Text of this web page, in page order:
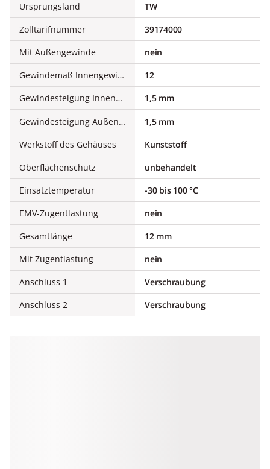
Ursprungsland
TW
Zolltarifnummer
39174000
Mit Außengewinde
nein
Gewindemaß Innengewinde (metrisch)
12
Gewindesteigung Innengewinde
1,5 mm
Gewindesteigung Außengewinde
1,5 mm
Werkstoff des Gehäuses
Kunststoff
Oberflächenschutz
unbehandelt
Einsatztemperatur
-30 bis 100 °C
EMV-Zugentlastung
nein
Gesamtlänge
12 mm
Mit Zugentlastung
nein
Anschluss 1
Verschraubung
Anschluss 2
Verschraubung